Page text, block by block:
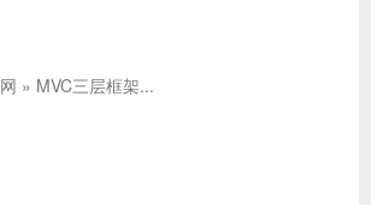
» MVC三层框架...